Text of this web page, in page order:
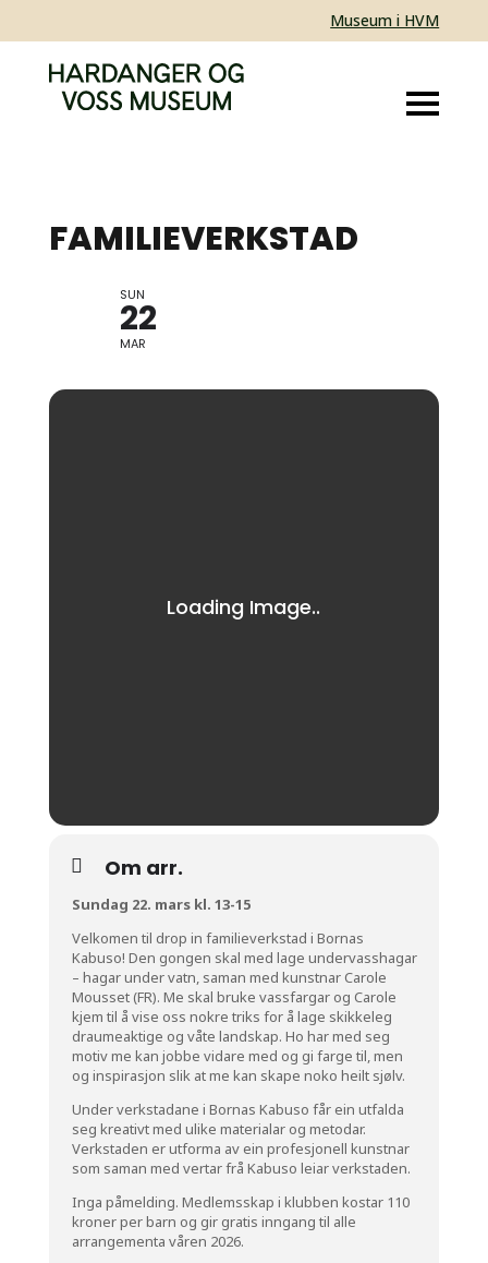
Museum i HVM
FAMILIEVERKSTAD
SUN
22
MAR
Om arr.
Sundag 22. mars kl. 13-15
Velkomen til drop in familieverkstad i Bornas
Kabuso! Den gongen skal med lage undervasshagar
– hagar under vatn, saman med kunstnar Carole
Mousset (FR). Me skal bruke vassfargar og Carole
kjem til å vise oss nokre triks for å lage skikkeleg
draumeaktige og våte landskap. Ho har med seg
motiv me kan jobbe vidare med og gi farge til, men
og inspirasjon slik at me kan skape noko heilt sjølv.
Under verkstadane i Bornas Kabuso får ein utfalda
seg kreativt med ulike materialar og metodar.
Verkstaden er utforma av ein profesjonell kunstnar
som saman med vertarfrå Kabuso leiarverkstaden.
Inga påmelding. Medlemsskap i klubben kostar 110
kroner per barn og gir gratis inngang til alle
arrangementa våren 2026.